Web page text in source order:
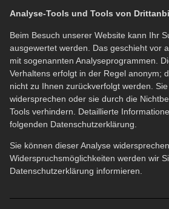
Analyse-Tools und Tools von
Beim Besuch unserer Website kann Ihr
ausgewertet werden. Das geschieht vor
mit sogenannten Analyseprogrammen.
Verhaltens erfolgt in der Regel anonym;
nicht zu Ihnen zurückverfolgt werden.
widersprechen oder sie durch die
Tools verhindern. Detaillierte
folgenden Datenschutzerklärung.
Sie können dieser Analyse
Widerspruchsmöglichkeiten werden wir
Datenschutzerklärung informieren.